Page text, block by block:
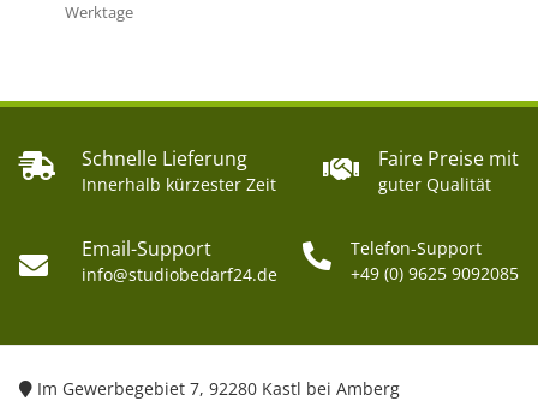
Werktage
Schnelle Lieferung
Innerhalb kürzester Zeit
Faire Preise mit
guter Qualität
Email-Support
info@studiobedarf24.de
Telefon-Support
+49 (0) 9625 9092085
Im Gewerbegebiet 7, 92280 Kastl bei Amberg